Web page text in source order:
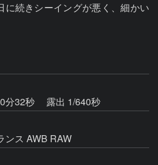
に続きシーイングが悪く、細かい
分32秒
露出 1/640秒
ンス AWB RAW